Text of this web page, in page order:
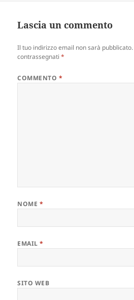
Lascia un commento
Il tuo indirizzo email non sarà pubblicato.
contrassegnati*
COMMENTO *
NOME *
EMAIL*
SITO WEB